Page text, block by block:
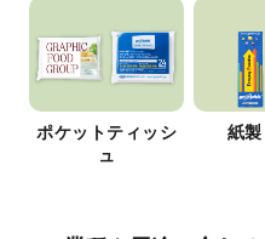
ポケットティッシ
ュ
紙製